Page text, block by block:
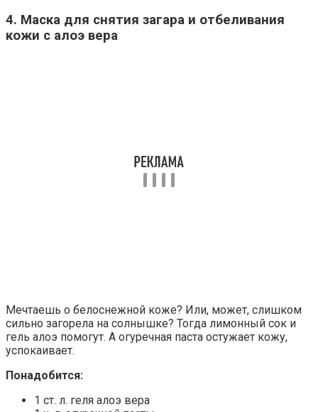
4. Маска для снятия загара и отбеливания
кожи с алоэ вера
Мечтаешь о белоснежной коже? Или, может, слишком
сильно загорела на солнышке? Тогда лимонный сок и
гель алоэ помогут. А огуречная паста остужает кожу,
успокаивает.
Понадобится:
1 ст. л. геля алоэ вера